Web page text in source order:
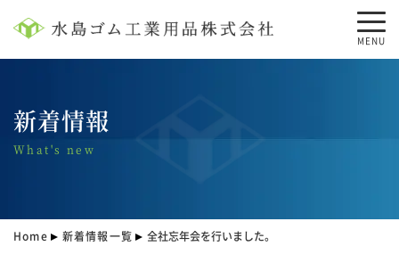
MENU
新着情報
What's new
Home 新着情報一覧 全社忘年会を行いました。